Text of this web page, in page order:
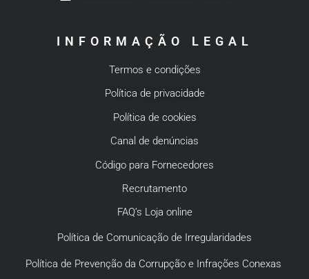
INFORMAÇÃO LEGAL
Termos e condições
Política de privacidade
Política de cookies
Canal de denúncias
Código para Fornecedores
Recrutamento
FAQ’s Loja online
Política de Comunicação de Irregularidades
Política de Prevenção da Corrupção e Infrações Conexas